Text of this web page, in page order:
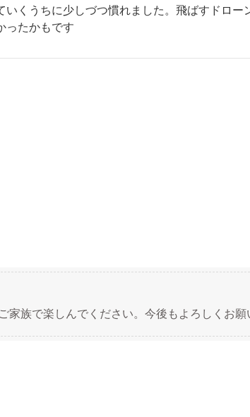
いくうちに少しづつ慣れました。飛ばすドロー
ったかもです
族で楽しんでください。今後もよろしくお願